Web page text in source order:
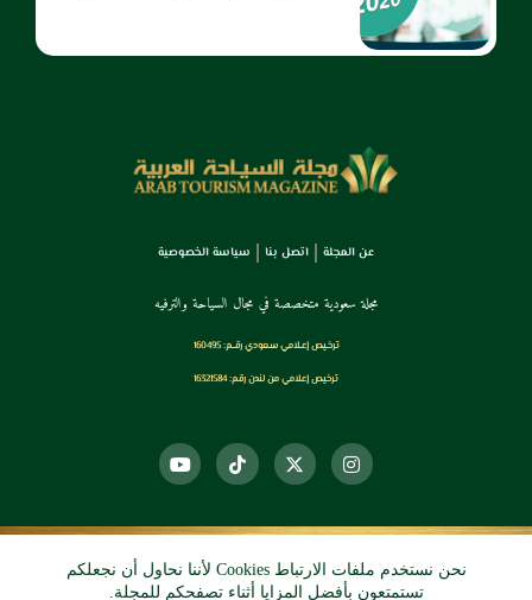
نحن نستخدم ملفات الارتباط Cookies لأننا نحاول أن نجعلكم
تستمتعون بأفضل المزايا أثناء تصفحكم للمجلة.
عن المجلة اتصل بنا سياسة الخصوصية
مجلة سعودية متخصصة في مجال السياحة والترفيه
ترخـيص إعـلامي سـعودي رقــم: 160495
ترخيص إعلامي من لندن رقم: 16321584
© 2026 دي آرو الرقمي